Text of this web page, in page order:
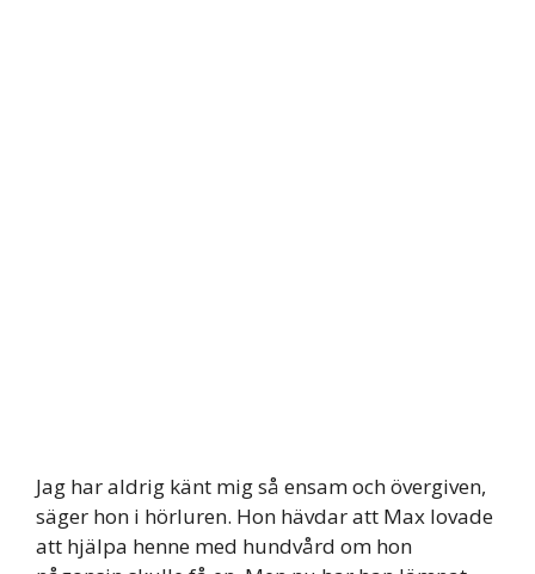
Jag har aldrig känt mig så ensam och övergiven,
säger hon i hörluren. Hon hävdar att Max lovade
att hjälpa henne med hundvård om hon